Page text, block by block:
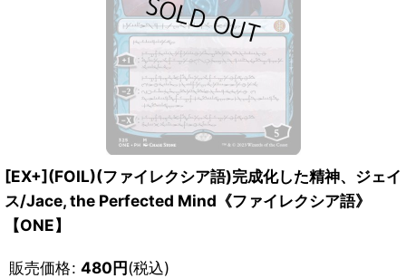
[EX+](FOIL)(ファイレクシア語)完成化した精神、ジェイ
ス/Jace, the Perfected Mind《ファイレクシア語》
【ONE】
販売価格: 480円(税込)